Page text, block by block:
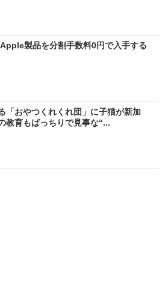
製品を分割手数料0円で入手する
「おやつくれくれ団」に子猫が新加
教育もばっちりで見事な“...